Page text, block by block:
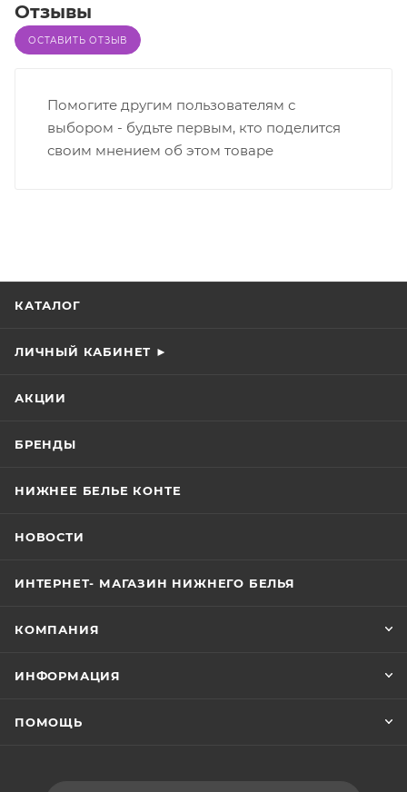
Отзывы
ОСТАВИТЬ ОТЗЫВ
Помогите другим пользователям с
выбором - будьте первым, кто поделится
своим мнением об этом товаре
КАТАЛОГ
ЛИЧНЫЙ КАБИНЕТ ►
АКЦИИ
БРЕНДЫ
НИЖНЕЕ БЕЛЬЕ КОНТЕ
НОВОСТИ
ИНТЕРНЕТ- МАГАЗИН НИЖНЕГО БЕЛЬЯ
КОМПАНИЯ
ИНФОРМАЦИЯ
ПОМОЩЬ